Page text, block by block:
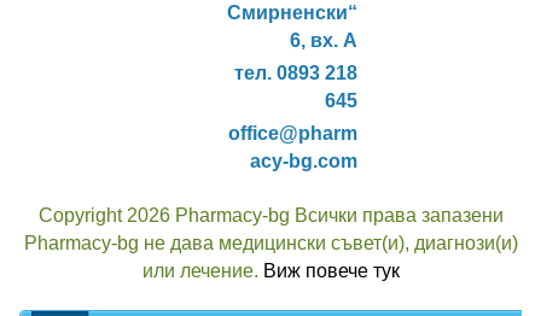
Смирненски“
6, вх. А
тел. 0893 218
645
office@pharm
acy-bg.com
Copyright 2026 Pharmacy-bg Всички права запазени
Pharmacy-bg не дава медицински съвет(и), диагнози(и)
или лечение. Виж повече тук